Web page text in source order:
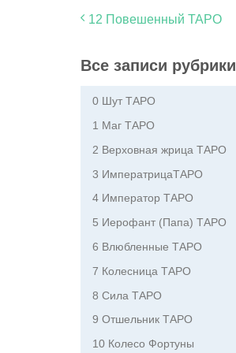
12 Повешенный ТАРО
Все записи рубрики
0 Шут ТАРО
1 Маг ТАРО
2 Верховная жрица ТАРО
3 ИмператрицаТАРО
4 Император ТАРО
5 Иерофант (Папа) ТАРО
6 Влюбленные ТАРО
7 Колесница ТАРО
8 Сила ТАРО
9 Отшельник ТАРО
10 Колесо Фортуны